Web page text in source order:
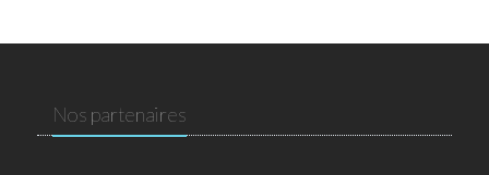
Nos partenaires